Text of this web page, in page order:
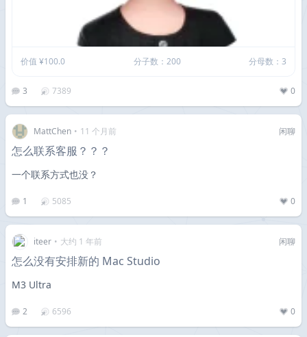
价值 ¥100.0 分子数：200 分母数：3
3 7389 0
MattChen • 11 个月前 闲聊
怎么联系客服？？？
一个联系方式也没？
1 5085 0
iteer • 大约 1 年前 闲聊
怎么没有安排新的 Mac Studio
M3 Ultra
2 6596 0